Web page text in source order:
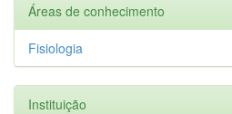
Áreas de conhecimento
Fisiologia
Instituição